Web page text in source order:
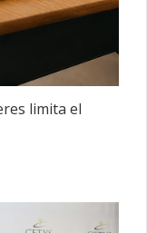
limita el